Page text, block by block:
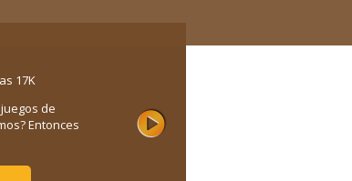
17K
de
Entonces